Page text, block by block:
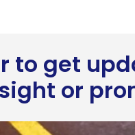
to get
or